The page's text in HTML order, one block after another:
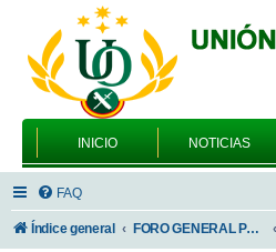
INICIO NOTICIAS
FAQ
Índice general FORO GENERAL PARA TODOS LOS USUARIOS